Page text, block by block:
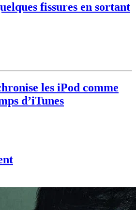
fissures en sortant
les iPod comme
d’iTunes